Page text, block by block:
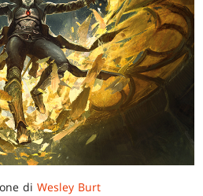
di Wesley Burt